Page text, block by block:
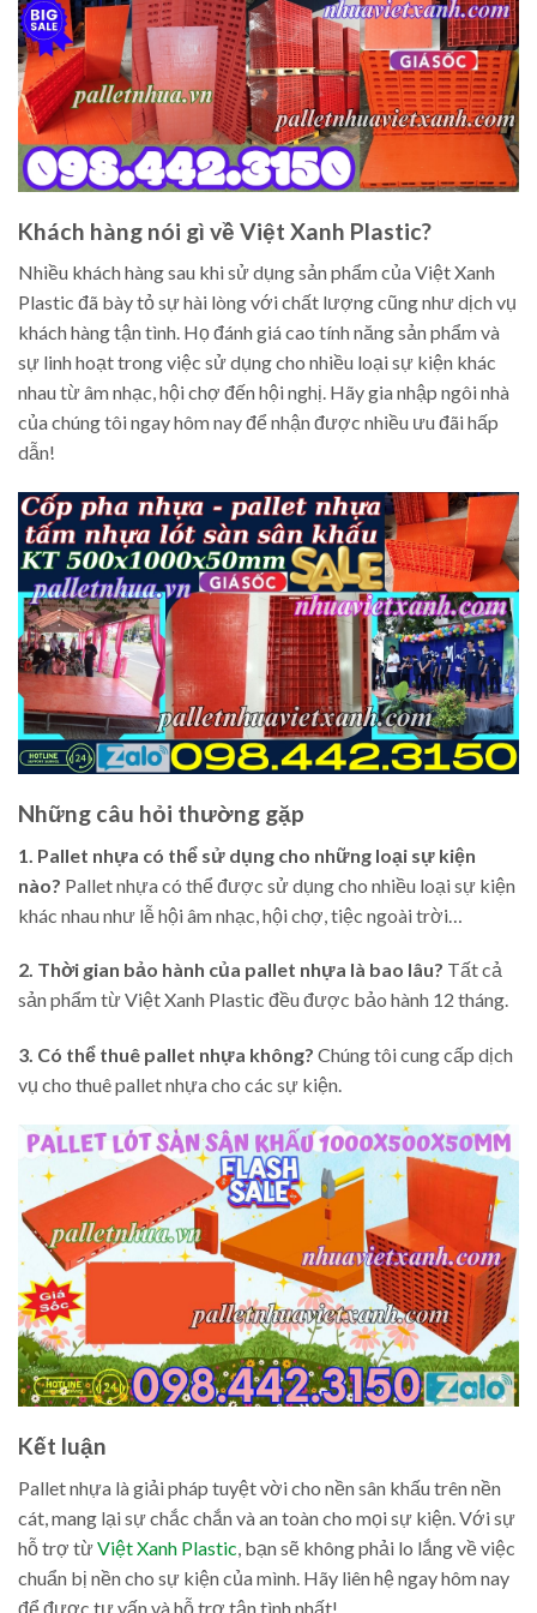
Khách hàng nói gì về Việt Xanh Plastic?
Nhiều khách hàng sau khi sử dụng sản phẩm của Việt Xanh
Plastic đã bày tỏ sự hài lòng với chất lượng cũng như dịch vụ
khách hàng tận tình. Họ đánh giá cao tính năng sản phẩm và
sự linh hoạt trong việc sử dụng cho nhiều loại sự kiện khác
nhau từ âm nhạc, hội chợ đến hội nghị. Hãy gia nhập ngôi nhà
của chúng tôi ngay hôm nay để nhận được nhiều ưu đãi hấp
dẫn!
Những câu hỏi thường gặp
1. Pallet nhựa có thể sử dụng cho những loại sự kiện
nào? Pallet nhựa có thể được sử dụng cho nhiều loại sự kiện
khác nhau như lễ hội âm nhạc, hội chợ, tiệc ngoài trời…
2. Thời gian bảo hành của pallet nhựa là bao lâu? Tất cả
sản phẩm từ Việt Xanh Plastic đều được bảo hành 12 tháng.
3. Có thể thuê pallet nhựa không? Chúng tôi cung cấp dịch
vụ cho thuê pallet nhựa cho các sự kiện.
Kết luận
Pallet nhựa là giải pháp tuyệt vời cho nền sân khấu trên nền
cát, mang lại sự chắc chắn và an toàn cho mọi sự kiện. Với sự
hỗ trợ từViệt Xanh Plastic , bạn sẽ không phải lo lắng về việc
chuẩn bị nền cho sự kiện của mình. Hãy liên hệ ngay hôm nay
để được tư vấn và hỗ trợ tận tình nhất!